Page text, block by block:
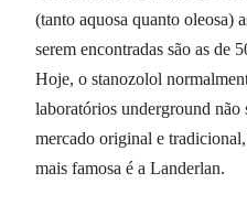
(tanto aquosa quanto oleosa)
serem encontradas são as de
Hoje, o stanozolol
laboratórios underground não
mercado original e
mais famosa é a Landerlan.